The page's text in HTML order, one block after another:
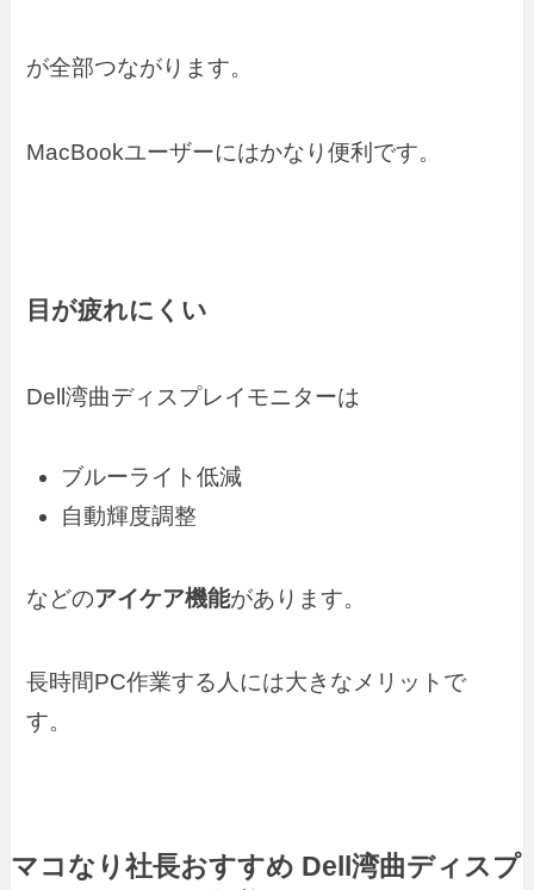
が全部つながります。
MacBookユーザーにはかなり便利です。
目が疲れにくい
Dell湾曲ディスプレイモニターは
ブルーライト低減
自動輝度調整
などのアイケア機能があります。
長時間PC作業する人には大きなメリットで
す。
マコなり社長おすすめ Dell湾曲ディスプ